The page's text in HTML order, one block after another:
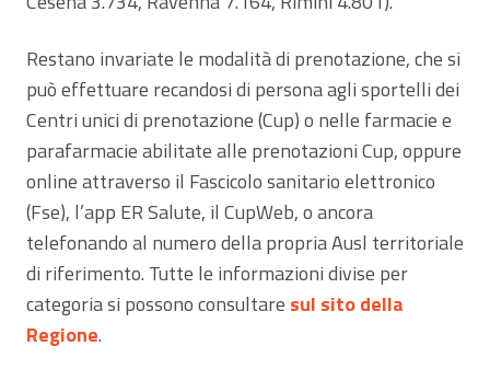
Restano invariate le modalità di prenotazione, che si
può effettuare recandosi di persona agli sportelli dei
Centri unici di prenotazione (Cup) o nelle farmacie e
parafarmacie abilitate alle prenotazioni Cup, oppure
online attraverso il Fascicolo sanitario elettronico
(Fse), l’app ER Salute, il CupWeb, o ancora
telefonando al numero della propria Ausl territoriale
di riferimento. Tutte le informazioni divise per
categoria si possono consultare sul sito della
Regione.